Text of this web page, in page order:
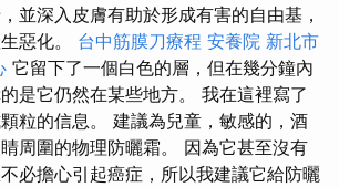
並深入皮膚有助於形成有害的自由基，
惡化。 台中筋膜刀療程 安養院 新北市
它留下了一個白色的層，但在幾分鐘內
是它仍然在某些地方。 我在這裡寫了
粒的信息。 建議為兒童，敏感的，酒
周圍的物理防曬霜。 因為它甚至沒有
必擔心引起癌症，所以我建議它給防曬